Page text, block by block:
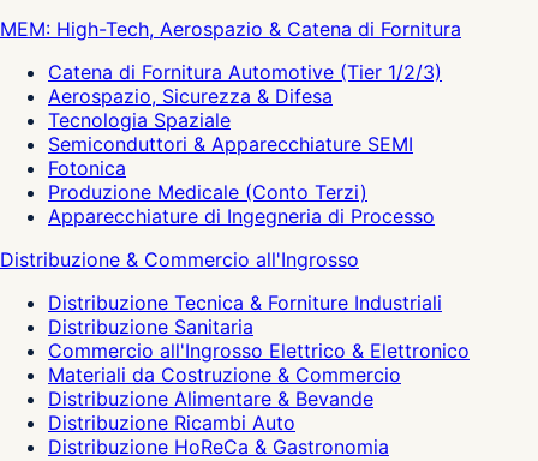
MEM: High-Tech, Aerospazio & Catena di Fornitura
Catena di Fornitura Automotive (Tier 1/2/3)
Aerospazio, Sicurezza & Difesa
Tecnologia Spaziale
Semiconduttori & Apparecchiature SEMI
Fotonica
Produzione Medicale (Conto Terzi)
Apparecchiature di Ingegneria di Processo
Distribuzione & Commercio all'Ingrosso
Distribuzione Tecnica & Forniture Industriali
Distribuzione Sanitaria
Commercio all'Ingrosso Elettrico & Elettronico
Materiali da Costruzione & Commercio
Distribuzione Alimentare & Bevande
Distribuzione Ricambi Auto
Distribuzione HoReCa & Gastronomia